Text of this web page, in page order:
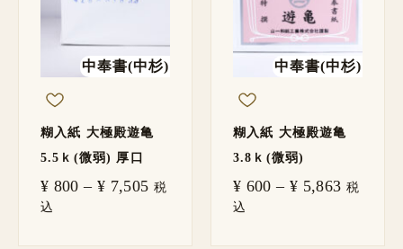
中奉書(中杉)
糊入紙 大極殿遊亀
5.5ｋ(微弱) 厚口
¥ 800 – ¥ 7,505 税
込
中奉書(中杉)
糊入紙 大極殿遊亀
3.8ｋ(微弱)
¥ 600 – ¥ 5,863
¥ 5,863
税
込